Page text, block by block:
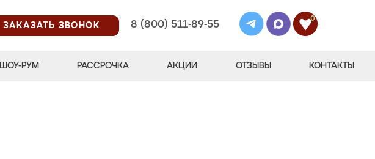
ЗАКАЗАТЬ ЗВОНОК
8 (800) 511-89-55
0
ШОУ-РУМ РАССРОЧКА АКЦИИ ОТЗЫВЫ КОНТАКТЫ